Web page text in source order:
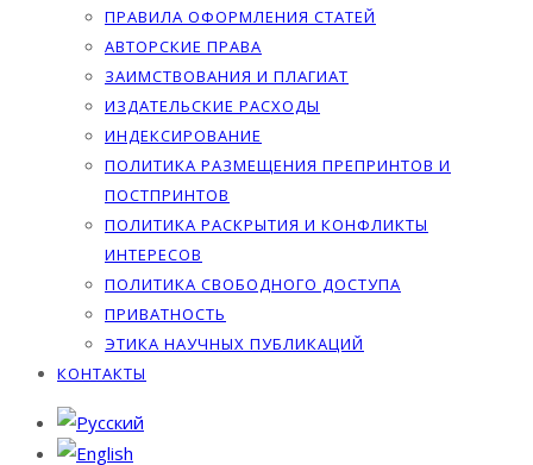
ПРАВИЛА ОФОРМЛЕНИЯ СТАТЕЙ
АВТОРСКИЕ ПРАВА
ЗАИМСТВОВАНИЯ И ПЛАГИАТ
ИЗДАТЕЛЬСКИЕ РАСХОДЫ
ИНДЕКСИРОВАНИЕ
ПОЛИТИКА РАЗМЕЩЕНИЯ ПРЕПРИНТОВ И
ПОСТПРИНТОВ
ПОЛИТИКА РАСКРЫТИЯ И КОНФЛИКТЫ
ИНТЕРЕСОВ
ПОЛИТИКА СВОБОДНОГО ДОСТУПА
ПРИВАТНОСТЬ
ЭТИКА НАУЧНЫХ ПУБЛИКАЦИЙ
КОНТАКТЫ